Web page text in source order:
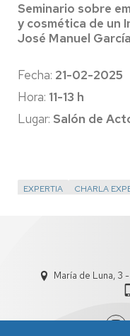
Seminario sobre
y cosmética de un
José Manuel García
Fecha: 21-02-2025
Hora: 11-13 h
Lugar: Salón de
EXPERTIA CHARLA
María de Luna, 3